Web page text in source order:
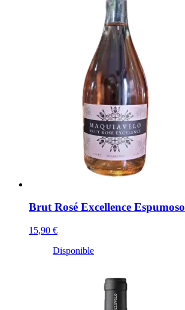
Brut Rosé Excellence Espumoso
15,90 €
Disponible